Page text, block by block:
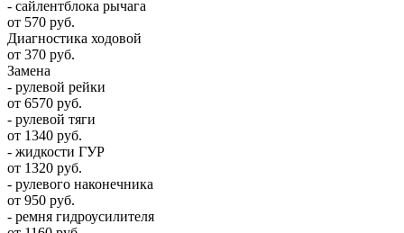
- сайлентблока рычага
от 570 руб.
Диагностика ходовой
от 370 руб.
Замена
- рулевой рейки
от 6570 руб.
- рулевой тяги
от 1340 руб.
- жидкости ГУР
от 1320 руб.
- рулевого наконечника
от 950 руб.
- ремня гидроусилителя